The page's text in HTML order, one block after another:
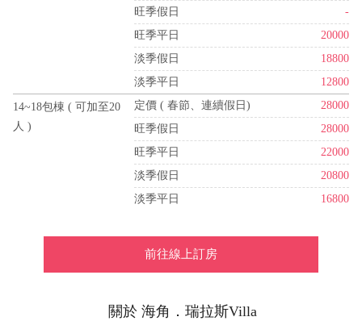
旺季假日
-
旺季平日
20000
淡季假日
18800
淡季平日
12800
14~18包棟 ( 可加至20
人 )
定價 ( 春節、連續假日)
28000
旺季假日
28000
旺季平日
22000
淡季假日
20800
淡季平日
16800
前往線上訂房
關於 海角．瑞拉斯Villa